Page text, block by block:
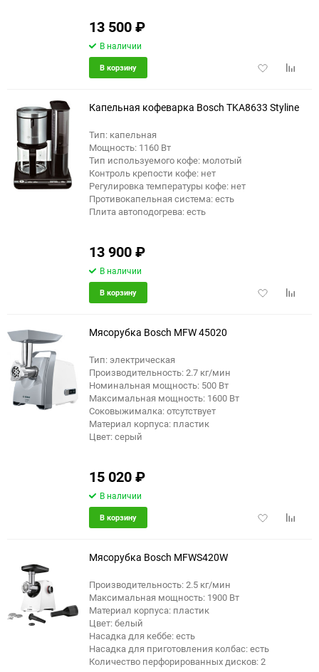
13 500₽
В наличии
Добавить
В корзину
Капельная кофеварка Bosch TKA8633 Styline
Тип: капельная
Мощность: 1160 Вт
Тип используемого кофе: молотый
Контроль крепости кофе: нет
Регулировка температуры кофе: нет
Противокапельная система: есть
Плита автоподогрева: есть
13 900₽
В наличии
Добавить
В корзину
еще 6 фото
Мясорубка Bosch MFW 45020
Тип: электрическая
Производительность: 2.7 кг/мин
Номинальная мощность: 500 Вт
Максимальная мощность: 1600 Вт
Соковыжималка: отсутствует
Материал корпуса: пластик
Цвет: серый
15 020₽
В наличии
Добавить
В корзину
еще 2 фото
Мясорубка Bosch MFWS420W
Производительность: 2.5 кг/мин
Максимальная мощность: 1900 Вт
Материал корпуса: пластик
Цвет: белый
Насадка для кеббе: есть
Насадка для приготовления колбас: есть
Количество перфорированных дисков: 2